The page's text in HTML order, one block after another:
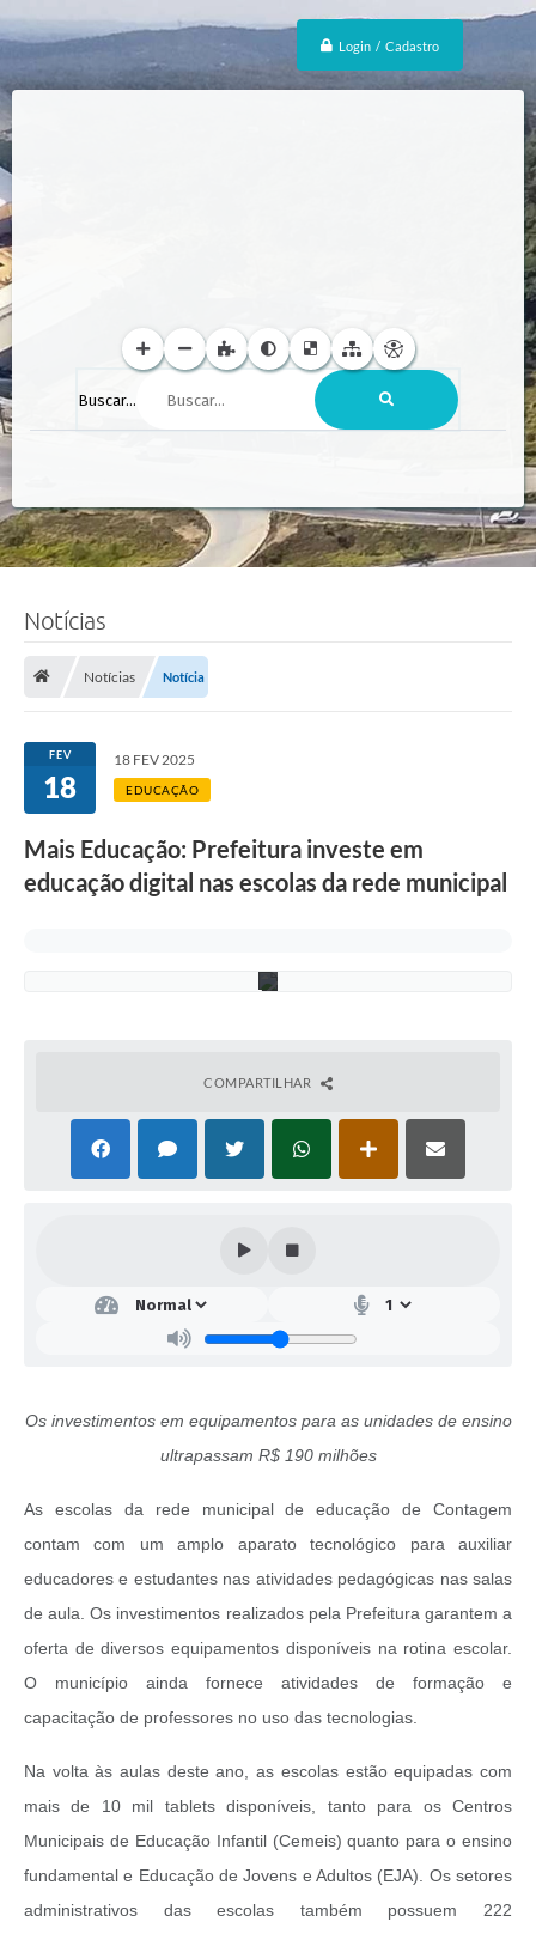
Login / Cadastro
Buscar...
Notícias
Notícias Notícia
FEV
18
18 FEV 2025
EDUCAÇÃO
Mais Educação: Prefeitura investe em
educação digital nas escolas da rede municipal
l
m
COMPARTILHAR
Os investimentos em equipamentos para as unidades de ensino
ultrapassam R$ 190 milhões
As escolas da rede municipal de educação de Contagem
contam com um amplo aparato tecnológico para auxiliar
educadores e estudantes nas atividades pedagógicas nas salas
de aula. Os investimentos realizados pela Prefeitura garantem a
oferta de diversos equipamentos disponíveis na rotina escolar.
O município ainda fornece atividades de formação e
capacitação de professores no uso das tecnologias.
Na volta às aulas deste ano, as escolas estão equipadas com
mais de 10 mil tablets disponíveis, tanto para os Centros
Municipais de Educação Infantil (Cemeis) quanto para o ensino
fundamental e Educação de Jovens e Adultos (EJA). Os setores
administrativos das escolas também possuem 222